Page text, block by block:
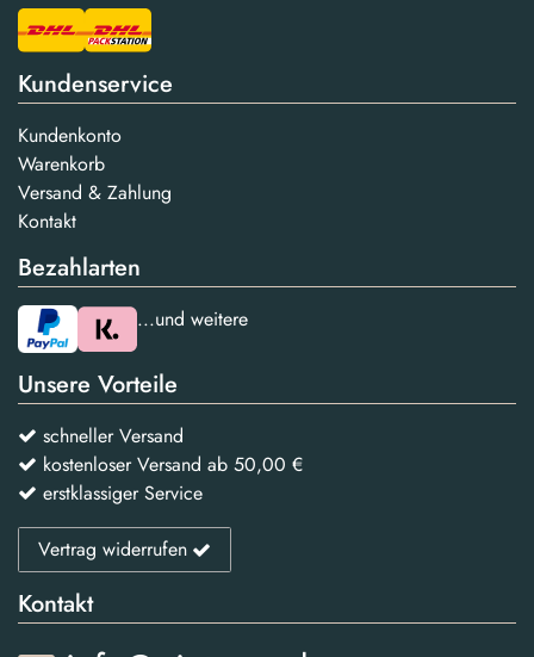
Kundenservice
Kundenkonto
Warenkorb
Versand & Zahlung
Kontakt
Bezahlarten
...und weitere
Unsere Vorteile
schneller Versand
kostenloser Versand ab 50,00 €
erstklassiger Service
Vertrag widerrufen
Kontakt